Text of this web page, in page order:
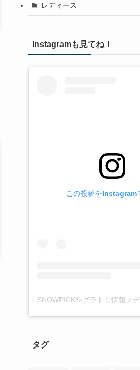
レディース
Instagramも見てね！
この投稿をInstagram
タグ